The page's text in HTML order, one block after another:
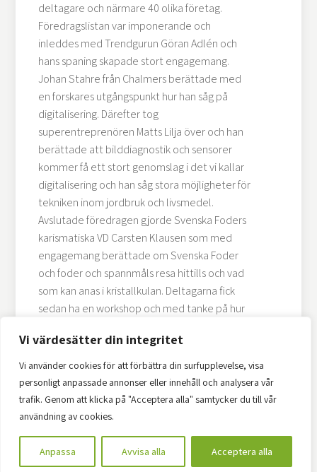
Vi värdesätter din integritet
Vi använder cookies för att förbättra din surfupplevelse, visa
personligt anpassade annonser eller innehåll och analysera vår
trafik. Genom att klicka på "Acceptera alla" samtycker du till vår
användning av cookies.
Anpassa Avvisa alla Acceptera alla
deltagare och närmare 40 olika företag.
Föredragslistan var imponerande och
inleddes med Trendgurun Göran Adlén och
hans spaning skapade stort engagemang.
Johan Stahre från Chalmers berättade med
en forskares utgångspunkt hur han såg på
digitalisering. Därefter tog
superentreprenören Matts Lilja över och han
berättade att bilddiagnostik och sensorer
kommer få ett stort genomslag i det vi kallar
digitalisering och han såg stora möjligheter för
tekniken inom jordbruk och livsmedel.
Avslutade föredragen gjorde Svenska Foders
karismatiska VD Carsten Klausen som med
engagemang berättade om Svenska Foder
och foder och spannmåls resa hittills och vad
som kan anas i kristallkulan. Deltagarna fick
sedan ha en workshop och med tanke på hur
sägas att syftet uppnåtts med dagen-
Nyskapat intresse för digitalisering! SmartAgri
fick också ett 20-tal anmälningar från
företagen att starta analyser och projekt i
syfte att stödja företagen i sina digitala
utvecklingsprocesser